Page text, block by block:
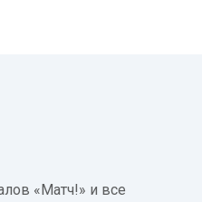
«Матч!» и все